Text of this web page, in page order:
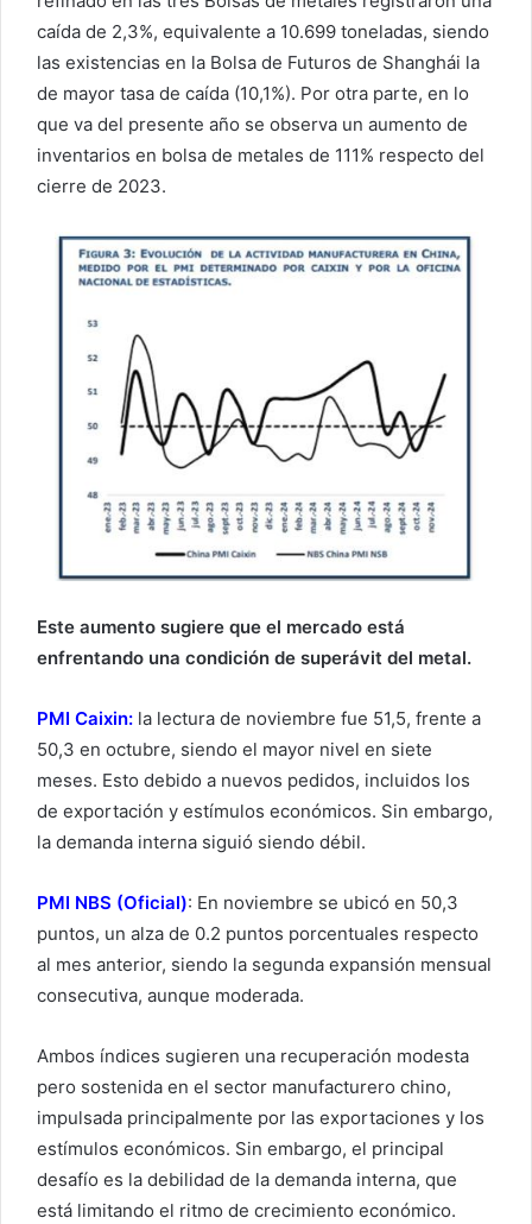
caída de 2,3%, equivalente a 10.699 toneladas, siendo
las existencias en la Bolsa de Futuros de Shanghái la
de mayor tasa de caída (10,1%). Por otra parte, en lo
que va del presente año se observa un aumento de
inventarios en bolsa de metales de 111% respecto del
cierre de 2023.
Este aumento sugiere que el mercado está
enfrentando una condición de superávit del metal.
PMI Caixin: la lectura de noviembre fue 51,5, frente a
50,3 en octubre, siendo el mayor nivel en siete
meses. Esto debido a nuevos pedidos, incluidos los
de exportación y estímulos económicos. Sin embargo,
la demanda interna siguió siendo débil.
PMI NBS (Oficial): En noviembre se ubicó en 50,3
puntos, un alza de 0.2 puntos porcentuales respecto
al mes anterior, siendo la segunda expansión mensual
consecutiva, aunque moderada.
Ambos índices sugieren una recuperación modesta
pero sostenida en el sector manufacturero chino,
impulsada principalmente por las exportaciones y los
estímulos económicos. Sin embargo, el principal
desafío es la debilidad de la demanda interna, que
está limitando el ritmo de crecimiento económico.